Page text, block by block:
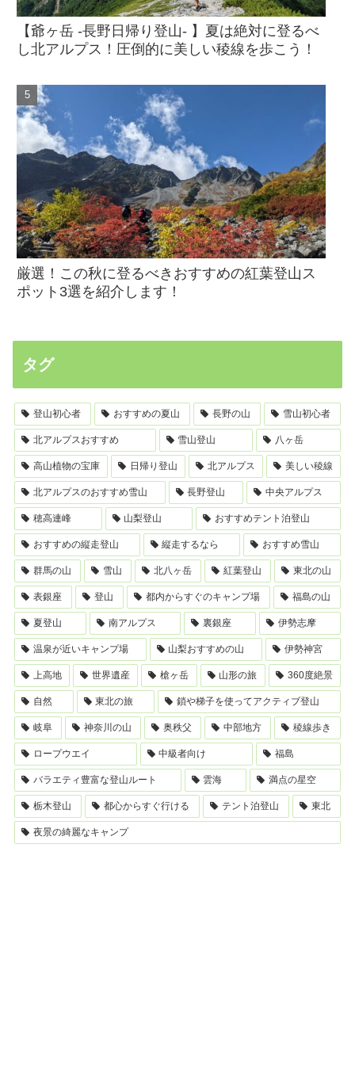
【爺ヶ岳 -長野日帰り登山- 】夏は絶対に登るべ
し北アルプス！圧倒的に美しい稜線を歩こう！
厳選！この秋に登るべきおすすめの紅葉登山ス
ポット3選を紹介します！
タグ
登山初心者 おすすめの夏山 長野の山 雪山初心者
北アルプスおすすめ 雪山登山 八ヶ岳
高山植物の宝庫 日帰り登山 北アルプス 美しい稜線
北アルプスのおすすめ雪山 長野登山 中央アルプス
穂高連峰 山梨登山 おすすめテント泊登山
おすすめの縦走登山 縦走するなら おすすめ雪山
群馬の山 雪山 北八ヶ岳 紅葉登山 東北の山
表銀座 登山 都内からすぐのキャンプ場 福島の山
夏登山 南アルプス 裏銀座 伊勢志摩
温泉が近いキャンプ場 山梨おすすめの山 伊勢神宮
上高地 世界遺産 槍ヶ岳 山形の旅 360度絶景
自然 東北の旅 鎖や梯子を使ってアクティブ登山
岐阜 神奈川の山 奥秩父 中部地方 稜線歩き
ロープウエイ 中級者向け 福島
バラエティ豊富な登山ルート 雲海 満点の星空
栃木登山 都心からすぐ行ける テント泊登山 東北
夜景の綺麗なキャンプ